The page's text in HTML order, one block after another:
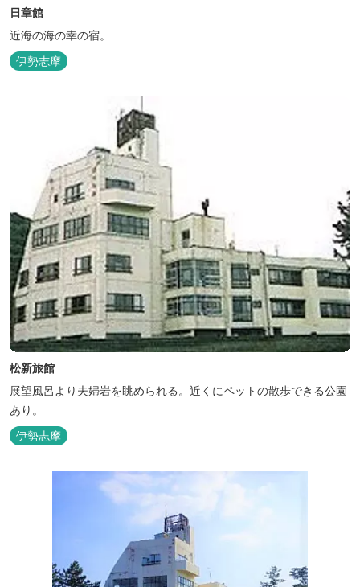
日章館
近海の海の幸の宿。
伊勢志摩
松新旅館
展望風呂より夫婦岩を眺められる。近くにペットの散歩できる公園
あり。
伊勢志摩